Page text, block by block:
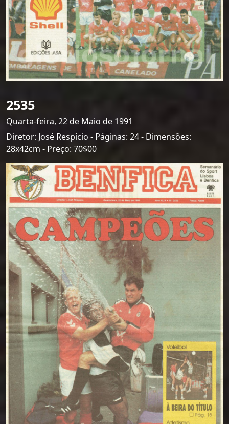
2535
Quarta-feira, 22 de Maio de 1991
Diretor: José Respício - Páginas: 24 - Dimensões:
28x42cm - Preço: 70$00